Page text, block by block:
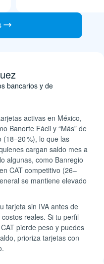
bancarios y de
activas en México,
Banorte Fácil y “Más” de
(18–20 %), lo que las
cargan saldo mes a
algunas, como Banregio
CAT competitivo (26–
se mantiene elevado
tarjeta sin IVA antes de
reales. Si tu perfil
pierde peso y puedes
prioriza tarjetas con